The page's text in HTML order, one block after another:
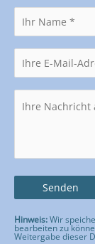
Hinweis:Wir
bearbeiten zu
Weitergabe dieser